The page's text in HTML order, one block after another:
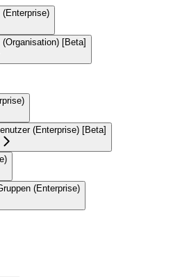
[Beta]
(Enterprise) [Beta]
(Enterprise)